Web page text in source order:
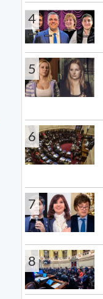
4
5
6
7
8